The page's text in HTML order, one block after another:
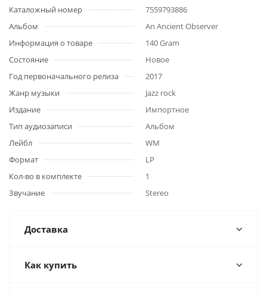
Каталожный номер
7559793886
Альбом
An Ancient Observer
Информация о товаре
140 Gram
Состояние
Новое
Год первоначального релиза
2017
Жанр музыки
Jazz rock
Издание
Импортное
Тип аудиозаписи
Альбом
Лейбл
WM
Формат
LP
Кол-во в комплекте
1
Звучание
Stereo
Доставка
Как купить